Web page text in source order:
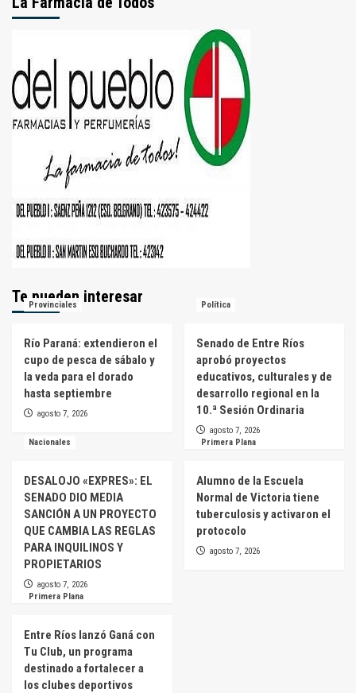
Te pueden interesar
Provinciales
Río Paraná: extendieron el
cupo de pesca de sábalo y
la veda para el dorado
hasta septiembre
agosto 7, 2026
Política
Senado de Entre Ríos
aprobó proyectos
educativos, culturales y de
desarrollo regional en la
10.ª Sesión Ordinaria
agosto 7, 2026
Nacionales
DESALOJO «EXPRES»: EL
SENADO DIO MEDIA
SANCIÓN A UN PROYECTO
QUE CAMBIA LAS REGLAS
PARA INQUILINOS Y
PROPIETARIOS
agosto 7, 2026
Primera Plana
Alumno de la Escuela
Normal de Victoria tiene
tuberculosis y activaron el
protocolo
agosto 7, 2026
Primera Plana
Entre Ríos lanzó Ganá con
Tu Club, un programa
destinado a fortalecer a
los clubes deportivos